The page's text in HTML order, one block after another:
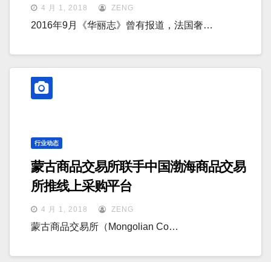
4 月 1, 2018 ZENG
2016年9月《华丽志》曾有报道，法国奢…
行业动态
蒙古商品交易所联手中国渤海商品交易
所推线上采购平台
4 月 1, 2018 ZENG
蒙古商品交易所（Mongolian Co…